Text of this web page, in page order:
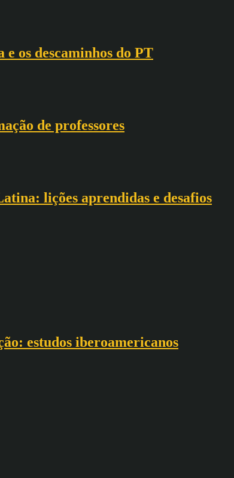
os descaminhos do PT
de professores
lições aprendidas e desafios
estudos iberoamericanos